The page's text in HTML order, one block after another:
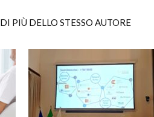
DI PIÙ DELLO STESSO AUTORE